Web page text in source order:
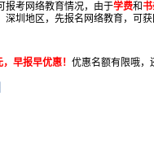
报考网络教育情况，由于学费和
深圳地区，先报名网络教育，可
早报早优惠！ 优惠名额有限哦，